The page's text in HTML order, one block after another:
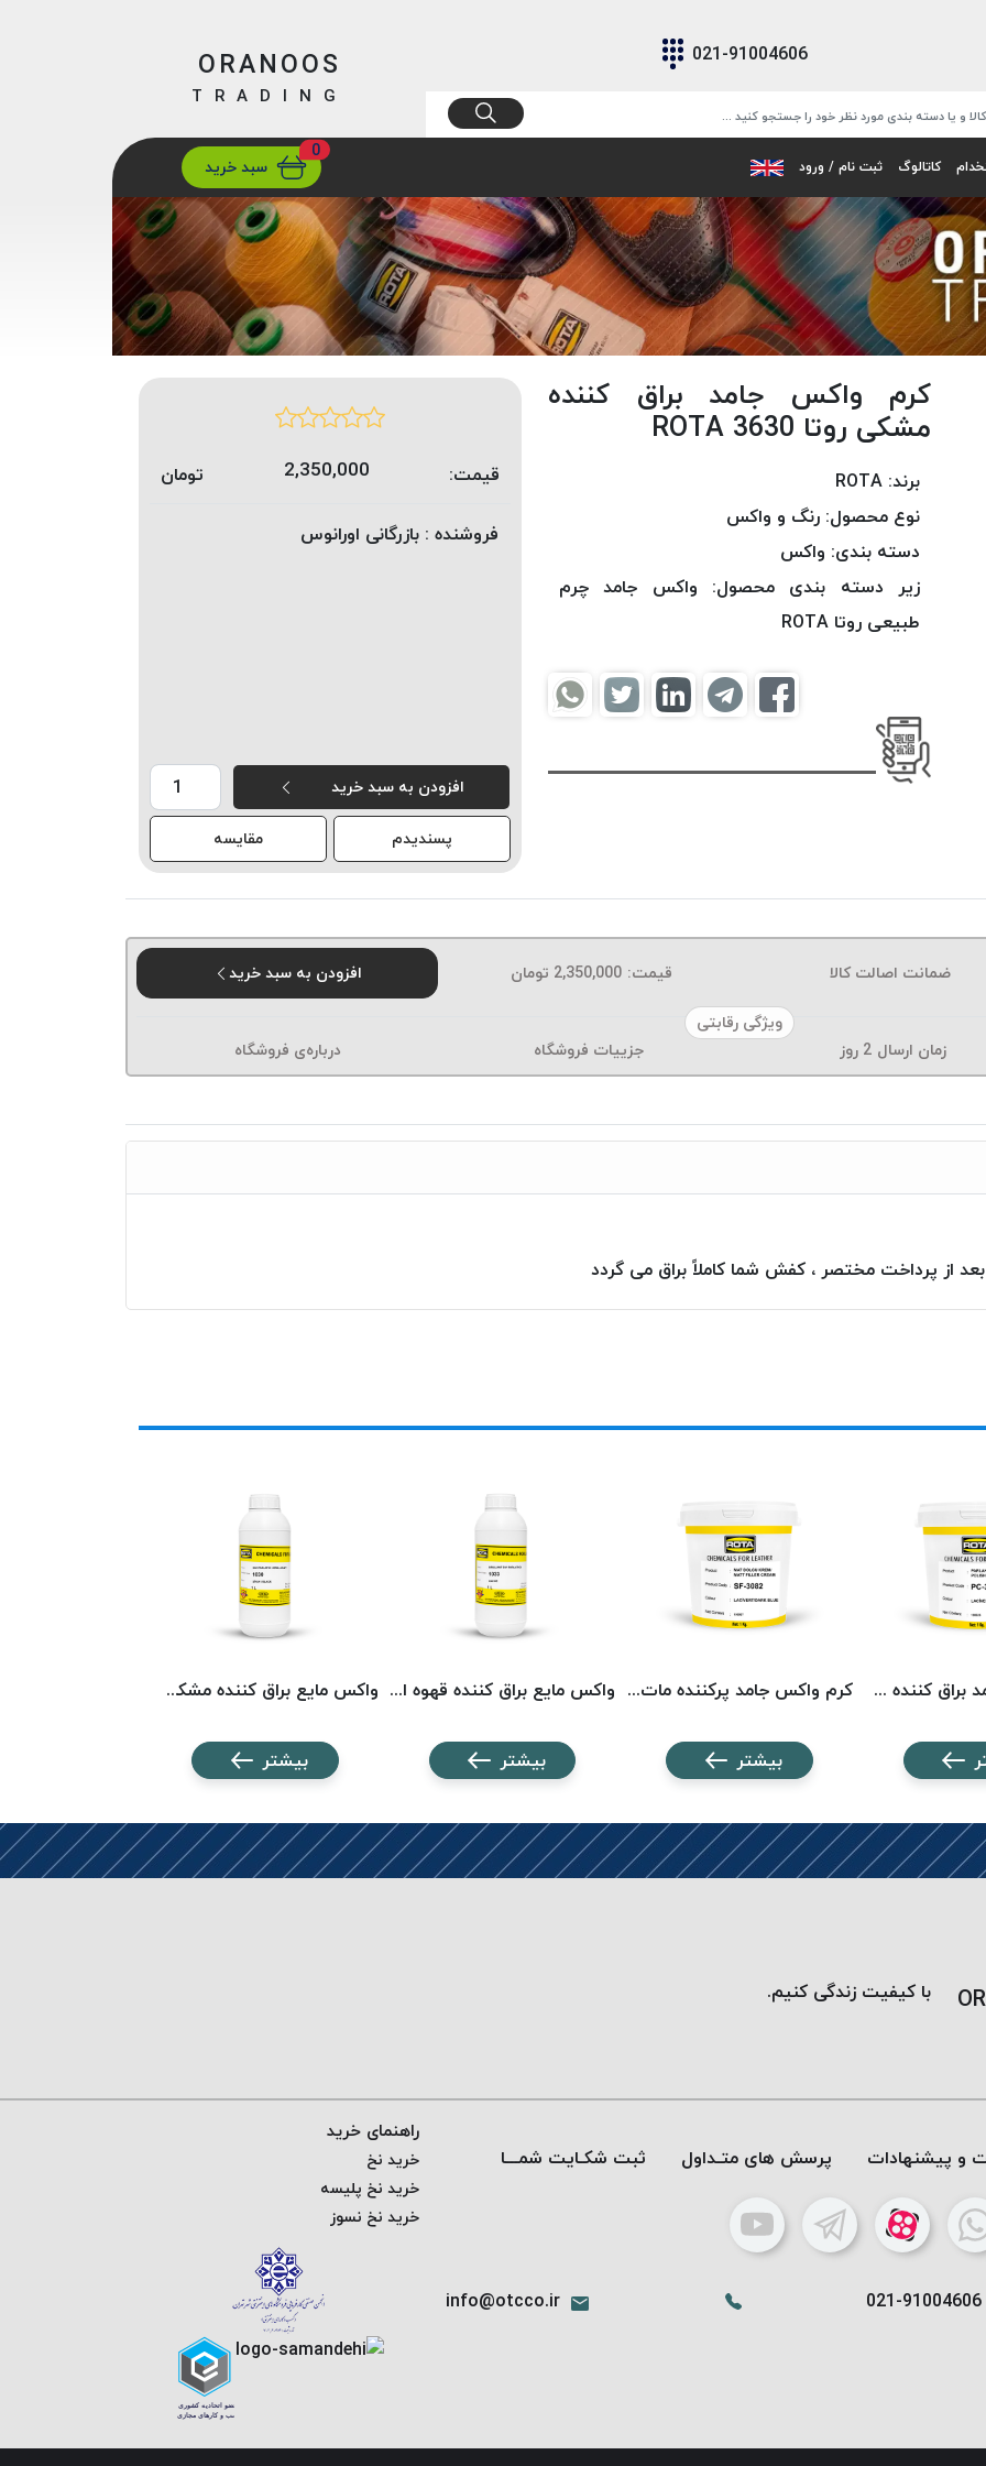
021-91004606
ارسالتهران/ تهران
ORANOOS
TRADING
کاتالوگ ثبت نام / ورود
0
سبد خرید
کرم واکس جامد براق کننده
مشکی روتا 3630 ROTA
برند: ROTA
نوع محصول: رنگ و واکس
دسته بندی: واکس
زیر دسته بندی محصول: واکس جامد چرم
طبیعی روتا ROTA
قیمت: 2,350,000
تومان
فروشنده : بازرگانی اورانوس
افزودن به سبد خرید
پسندیدم
مقایسه
ضمانت اصالت کالا قیمت: 2,350,000 تومان
افزودن به سبد خرید
ویژگی رقابتی
زمان ارسال 2 روز جزییات فروشگاه درباره‌ی فروشگاه
از پرداخت مختصر ، کفش شما کاملاً براق می گردد
کرم واکس جامد براق کننده سرمه ای روتا 3656 ROTA کرم واکس جامد پرکننده مات سرمه ای روتا 3082 ROTA
بیشتر
واکس مایع براق کننده قهوه ای روتا 1033 ROTA
بیشتر
واکس مایع براق کننده مشکی روتا 1030 ROTA
بیشتر
با کیفیت زندگی کنیم.
و پیشنهادات پرسش های متـداول ثبت شکـایت شمـــا
021-91004606
info@otcco.ir
راهنمای خرید
خرید نخ
خرید نخ پلیسه
خرید نخ نسوز